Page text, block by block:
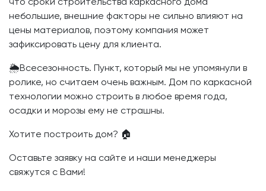
что сроки строительства каркасного дома
небольшие, внешние факторы не сильно влияют на
цены материалов, поэтому компания может
зафиксировать цену для клиента.
🌦️Всесезонность. Пункт, который мы не упомянули в
ролике, но считаем очень важным. Дом по каркасной
технологии можно строить в любое время года,
осадки и морозы ему не страшны.
Хотите построить дом? 🏠
Оставьте заявку на сайте и наши менеджеры
свяжутся с Вами!